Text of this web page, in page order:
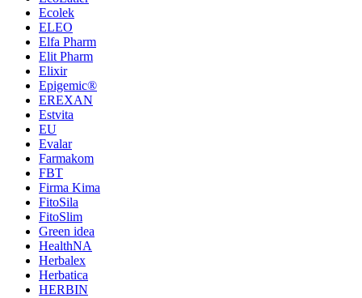
Ecolek
ELEO
Elfa Pharm
Elit Pharm
Elixir
Epigemic®
EREXAN
Estvita
EU
Evalar
Farmakom
FBT
Firma Kima
FitoSila
FitoSlim
Green idea
HealthNA
Herbalex
Herbatica
HERBIN